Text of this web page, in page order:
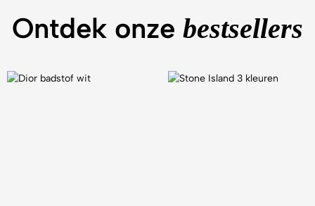
Ontdek onze bestsellers